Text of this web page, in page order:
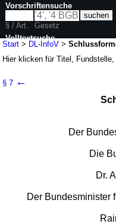
Start > DL-InfoV >
Hier klicken fürTitel, Fundstelle,
BGBl. I S. 267 (
3 weitere Fassungen
|
§ 7 ←
Der
Die
Dr.
Der Bundesminister
Vorschriftensuche
§ / Art.
Gesetz
Volltextsuche
nur in DL-InfoV